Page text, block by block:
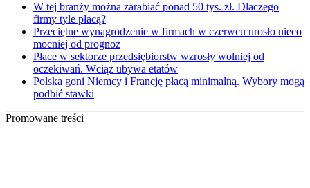
W tej branży można zarabiać ponad 50 tys. zł. Dlaczego
firmy tyle płacą?
Przeciętne wynagrodzenie w firmach w czerwcu urosło nieco
mocniej od prognoz
Płace w sektorze przedsiębiorstw wzrosły wolniej od
oczekiwań. Wciąż ubywa etatów
Polska goni Niemcy i Francję płacą minimalną. Wybory mogą
podbić stawki
Promowane treści